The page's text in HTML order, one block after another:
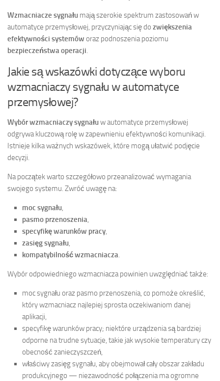
Wzmacniacze sygnału mają szerokie spektrum zastosowań w
automatyce przemysłowej, przyczyniając się do zwiększenia
efektywności systemów oraz podnoszenia poziomu
bezpieczeństwa operacji.
Jakie są wskazówki dotyczące wyboru
wzmacniaczy sygnału w automatyce
przemysłowej?
Wybór wzmacniaczy sygnałuw automatyce przemysłowej
odgrywa kluczową rolę w zapewnieniu efektywności komunikacji.
Istnieje kilka ważnych wskazówek, które mogą ułatwić podjęcie
decyzji.
Na początek warto szczegółowo przeanalizować wymagania
swojego systemu. Zwróć uwagę na:
moc sygnału,
pasmo przenoszenia,
specyfikę warunków pracy,
zasięg sygnału,
kompatybilność wzmacniacza.
Wybór odpowiedniego wzmacniacza powinien uwzględniać także:
moc sygnału oraz pasmo przenoszenia, co pomoże określić,
który wzmacniacz najlepiej sprosta oczekiwaniom danej
aplikacji,
specyfikę warunków pracy; niektóre urządzenia są bardziej
odporne na trudne sytuacje, takie jak wysokie temperatury czy
obecność zanieczyszczeń,
właściwy zasięg sygnału, aby obejmował cały obszar zakładu
produkcyjnego — niezawodność połączenia ma ogromne